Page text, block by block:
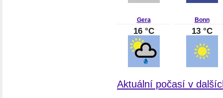
Gera
16 °C
Bonn
13 °C
Aktuální počasí v